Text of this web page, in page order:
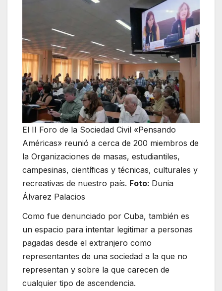
El II Foro de la Sociedad Civil «Pensando
Américas» reunió a cerca de 200 miembros de
la Organizaciones de masas, estudiantiles,
campesinas, científicas y técnicas, culturales y
recreativas de nuestro país. Foto: Dunia
Álvarez Palacios
Como fue denunciado por Cuba, también es
un espacio para intentar legitimar a personas
pagadas desde el extranjero como
representantes de una sociedad a la que no
representan y sobre la que carecen de
cualquier tipo de ascendencia.